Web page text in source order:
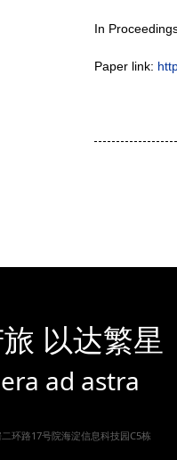
In
Paper link:
以达繁星
ad astra
环路17号院海淀信息科技园C5栋